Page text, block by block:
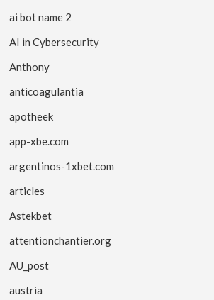
ai bot name 2
AI in Cybersecurity
Anthony
anticoagulantia
apotheek
app-xbe.com
argentinos-1xbet.com
articles
Astekbet
attentionchantier.org
AU_post
austria